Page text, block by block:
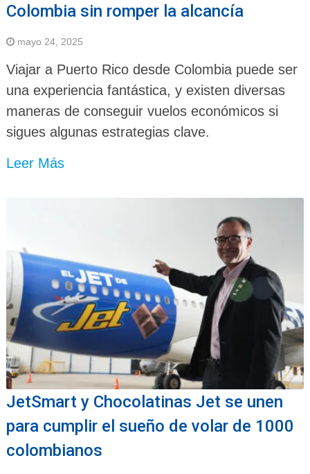
Colombia sin romper la alcancía
mayo 24, 2025
Viajar a Puerto Rico desde Colombia puede ser
una experiencia fantástica, y existen diversas
maneras de conseguir vuelos económicos si
sigues algunas estrategias clave.
Leer Más
JetSmart y Chocolatinas Jet se unen
para cumplir el sueño de volar de 1000
colombianos